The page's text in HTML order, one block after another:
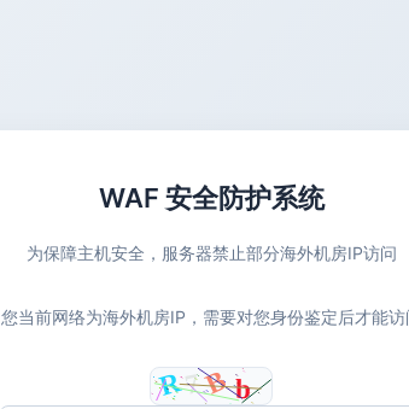
WAF 安全防护系统
为保障主机安全，服务器禁止部分海外机房IP访问
您当前网络为海外机房IP，需要对您身份鉴定后才能访